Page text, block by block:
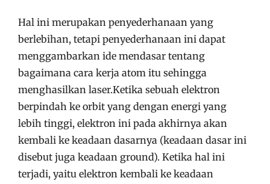
Hal ini merupakan penyederhanaan yang
berlebihan, tetapi penyederhanaan ini dapat
menggambarkan ide mendasar tentang
bagaimana cara kerja atom itu sehingga
menghasilkan laser.Ketika sebuah elektron
berpindah ke orbit yang dengan energi yang
lebih tinggi, elektron ini pada akhirnya akan
kembali ke keadaan dasarnya (keadaan dasar ini
disebut juga keadaan ground). Ketika hal ini
terjadi, yaitu elektron kembali ke keadaan